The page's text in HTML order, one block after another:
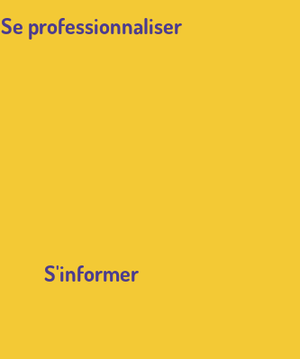
Se professionnaliser
S'informer